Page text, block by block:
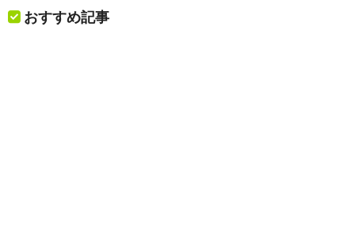
おすすめ記事